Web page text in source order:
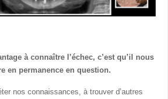
à connaître l’échec, c’est qu’il nous
en permanence en question.
nos connaissances, à trouver d’autres